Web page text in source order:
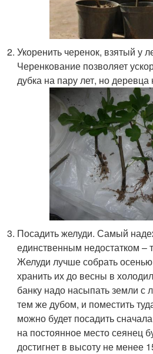
Укоренить черенок, взятый у
Черенкование позволяет
дубка на пару лет, но
Посадить желуди. Самый
единственным недостатком –
Желуди лучше собрать
хранить их до весны в
банку надо насыпать земли с
тем же дубом, и поместить
можно будет посадить
на постоянное место сеянец
достигнет в высоту не менее